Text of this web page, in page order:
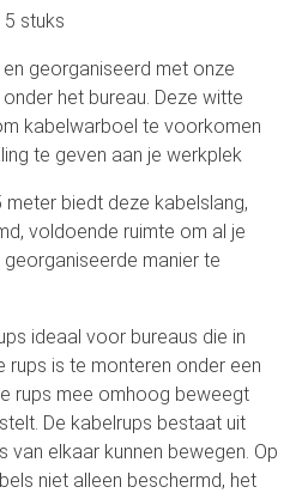
stuks
georganiseerd met onze
het bureau. Deze witte
kabelwarboel te voorkomen
te geven aan je werkplek
biedt deze kabelslang,
voldoende ruimte om al je
manier te
ideaal voor bureaus die in
rups is te monteren onder een
rups mee omhoog beweegt
De kabelrups bestaat uit
van elkaar kunnen bewegen. Op
niet alleen beschermd, het